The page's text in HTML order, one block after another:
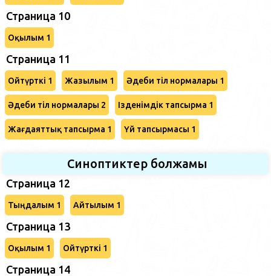
Страница 10
Оқылым 1
Страница 11
Ойтүрткі 1 Жазылым 1 Әдеби тіл нормалары 1
Әдеби тіл нормалары 2 Ізденімдік тапсырма 1
Жағдаяттық тапсырма 1 Үй тапсырмасы 1
Синоптиктер болжамы
Страница 12
Тыңдалым 1 Айтылым 1
Страница 13
Оқылым 1 Ойтүрткі 1
Страница 14